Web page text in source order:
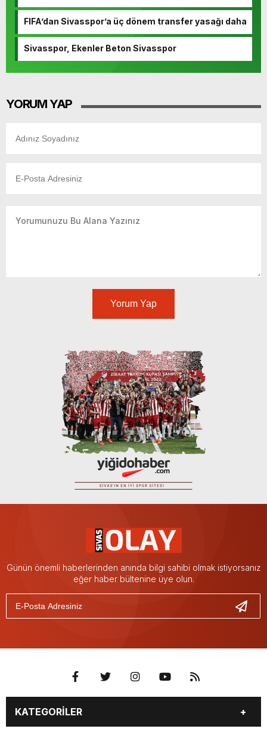
FIFA’dan Sivasspor’a üç dönem transfer yasağı daha
Sivasspor, Ekenler Beton Sivasspor
YORUM YAP
Yorum Yap
Günün önemli haberlerinden anında bilgi sahibi olmak istiyorsanız
eğer haber bültenine üye olun.
KATEGORİLER